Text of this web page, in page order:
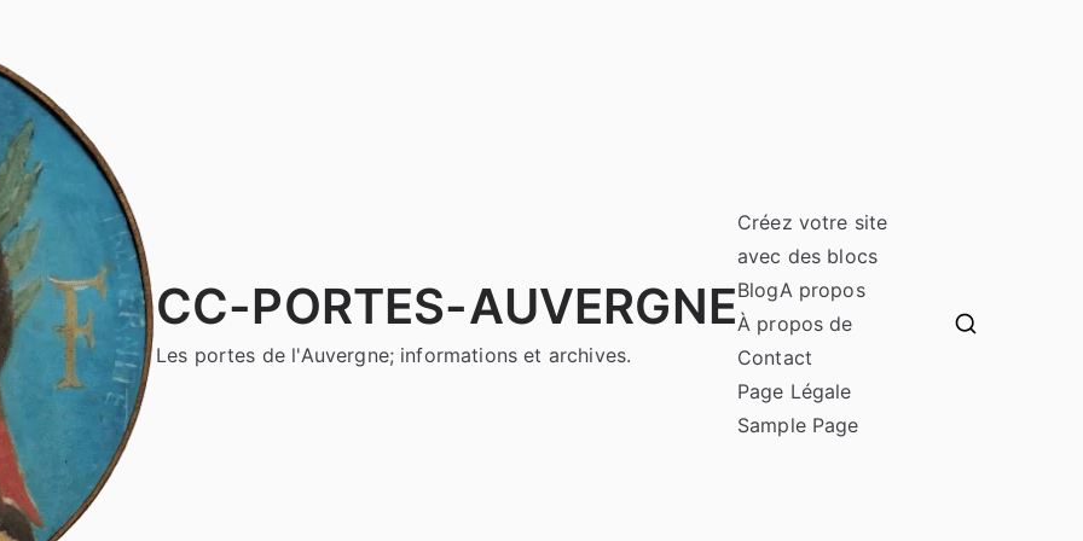
CC-PORTES-AUVERGNE
Les portes de l'Auvergne; informations et archives.
Créez votre site
avec des blocs
BlogA propos
À propos de
Contact
Page Légale
Sample Page